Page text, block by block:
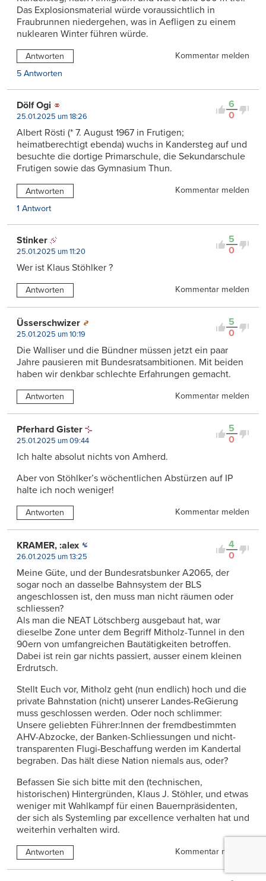
Das Explosionsmaterial würde voraussichtlich in
Fraubrunnen niedergehen, was in Aefligen zu einem
nuklearen Winter führen würde.
Antworten
Kommentar melden
5 Antworten
6
0
Dölf Ogi
25.01.2025 um 18:26
Albert Rösti (* 7. August 1967 in Frutigen;
heimatberechtigt ebenda) wuchs in Kandersteg auf und
besuchte die dortige Primarschule, die Sekundarschule
Frutigen sowie das Gymnasium Thun.
Antworten
Kommentar melden
1 Antwort
5
0
Stinker
25.01.2025 um 11:20
Wer ist Klaus Stöhlker ?
Antworten Kommentar melden
5
0
Üsserschwizer
25.01.2025 um 10:19
Die Walliser und die Bündner müssen jetzt ein paar
Jahre pausieren mit Bundesratsambitionen. Mit beiden
haben wir denkbar schlechte Erfahrungen gemacht.
Antworten Kommentar melden
5
0
Pferhard Gister
25.01.2025 um 09:44
Ich halte absolut nichts von Amherd.
Aber von Stöhlker’s wöchentlichen Abstürzen auf IP
halte ich noch weniger!
Antworten Kommentar melden
4
0
KRAMER, :alex
26.01.2025 um 13:25
Meine Güte, und der Bundesratsbunker A2065, der
sogar noch an dasselbe Bahnsystem der BLS
angeschlossen ist, den muss man nicht räumen oder
schliessen?
Als man die NEAT Lötschberg ausgebaut hat, war
dieselbe Zone unter dem Begriff Mitholz-Tunnel in den
90ern von umfangreichen Bautätigkeiten betroffen.
Dabei ist rein gar nichts passiert, ausser einem kleinen
Erdrutsch.
Stellt Euch vor, Mitholz geht (nun endlich) hoch und die
private Bahnstation (nicht) unserer Landes-ReGierung
muss geschlossen werden. Oder noch schlimmer:
Unsere geliebten Führer:Innen der fremdbestimmten
AHV-Abzocke, der Banken-Schliessungen und nicht-
transparenten Flugi-Beschaffung werden im Kandertal
begraben. Das hält diese Nation niemals aus, oder?
Befassen Sie sich bitte mit den (technischen,
historischen) Hintergründen, Klaus J. Stöhler, und etwas
weniger mit Wahlkampf für einen Bauernpräsidenten,
der sich als Systemling par excellence verhalten hat und
weiterhin verhalten wird.
Antworten Kommentar melden